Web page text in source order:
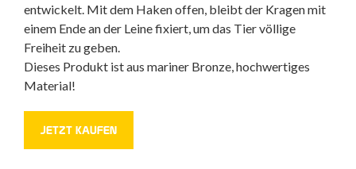
entwickelt. Mit dem Haken offen, bleibt der Kragen mit
einem Ende an der Leine fixiert, um das Tier völlige
Freiheit zu geben.
Dieses Produkt ist aus mariner Bronze, hochwertiges
Material!
JETZT KAUFEN